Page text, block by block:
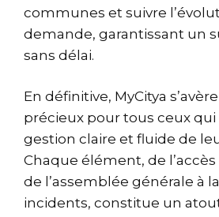
communes et suivre
demande, garantissant un
sans délai.
En définitive, MyCitya
précieux pour tous ceux
gestion claire et fluide de
Chaque élément, de
de l’assemblée générale à
incidents, constitue un